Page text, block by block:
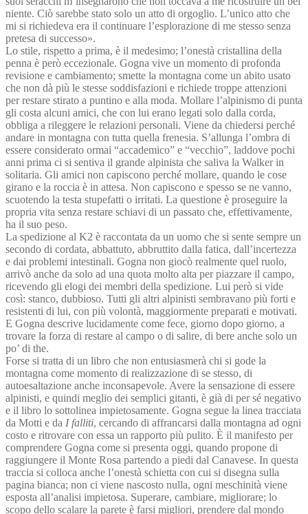
niente. Ciò sarebbe stato solo un atto di orgoglio. L’unico atto che
mi si richiedeva era il continuare l’esplorazione di me stesso senza
pretesa di successo».
Lo stile, rispetto a prima, è il medesimo; l’onestà cristallina della
penna è però eccezionale. Gogna vive un momento di profonda
revisione e cambiamento; smette la montagna come un abito usato
che non dà più le stesse soddisfazioni e richiede troppe attenzioni
per restare stirato a puntino e alla moda. Mollare l’alpinismo di punta
gli costa alcuni amici, che con lui erano legati solo dalla corda,
obbliga a rileggere le relazioni personali. Viene da chiedersi perché
andare in montagna con tutta quella frenesia. S’allunga l’ombra di
essere considerato ormai “accademico” e “vecchio”, laddove pochi
anni prima ci si sentiva il grande alpinista che saliva la Walker in
solitaria. Gli amici non capiscono perché mollare, quando le cose
girano e la roccia è in attesa. Non capiscono e spesso se ne vanno,
scuotendo la testa stupefatti o irritati. La questione è proseguire la
propria vita senza restare schiavi di un passato che, effettivamente,
ha il suo peso.
La spedizione al K2 è raccontata da un uomo che si sente sempre un
secondo di cordata, abbattuto, abbruttito dalla fatica, dall’incertezza
e dai problemi intestinali. Gogna non giocò realmente quel ruolo,
arrivò anche da solo ad una quota molto alta per piazzare il campo,
ricevendo gli elogi dei membri della spedizione. Lui però si vide
così: stanco, dubbioso. Tutti gli altri alpinisti sembravano più forti e
resistenti di lui, con più volontà, maggiormente preparati e motivati.
E Gogna descrive lucidamente come fece, giorno dopo giorno, a
trovare la forza di restare al campo o di salire, di bere anche solo un
po’ di the.
Forse si tratta di un libro che non entusiasmerà chi si gode la
montagna come momento di realizzazione di se stesso, di
autoesaltazione anche inconsapevole. Avere la sensazione di essere
alpinisti, e quindi meglio dei semplici gitanti, è già di per sé negativo
e il libro lo sottolinea impietosamente. Gogna segue la linea tracciata
da Motti e da I falliti, cercando di affrancarsi dalla montagna ad ogni
costo e ritrovare con essa un rapporto più pulito. È il manifesto per
comprendere Gogna come si presenta oggi, quando propone di
raggiungere il Monte Rosa partendo a piedi dal Canavese. In questa
traccia si colloca anche l’onestà schietta con cui si disegna sulla
pagina bianca; non ci viene nascosto nulla, ogni meschinità viene
esposta all’analisi impietosa. Superare, cambiare, migliorare; lo
scopo dello scalare la parete è farsi migliori, prendere dal mondo